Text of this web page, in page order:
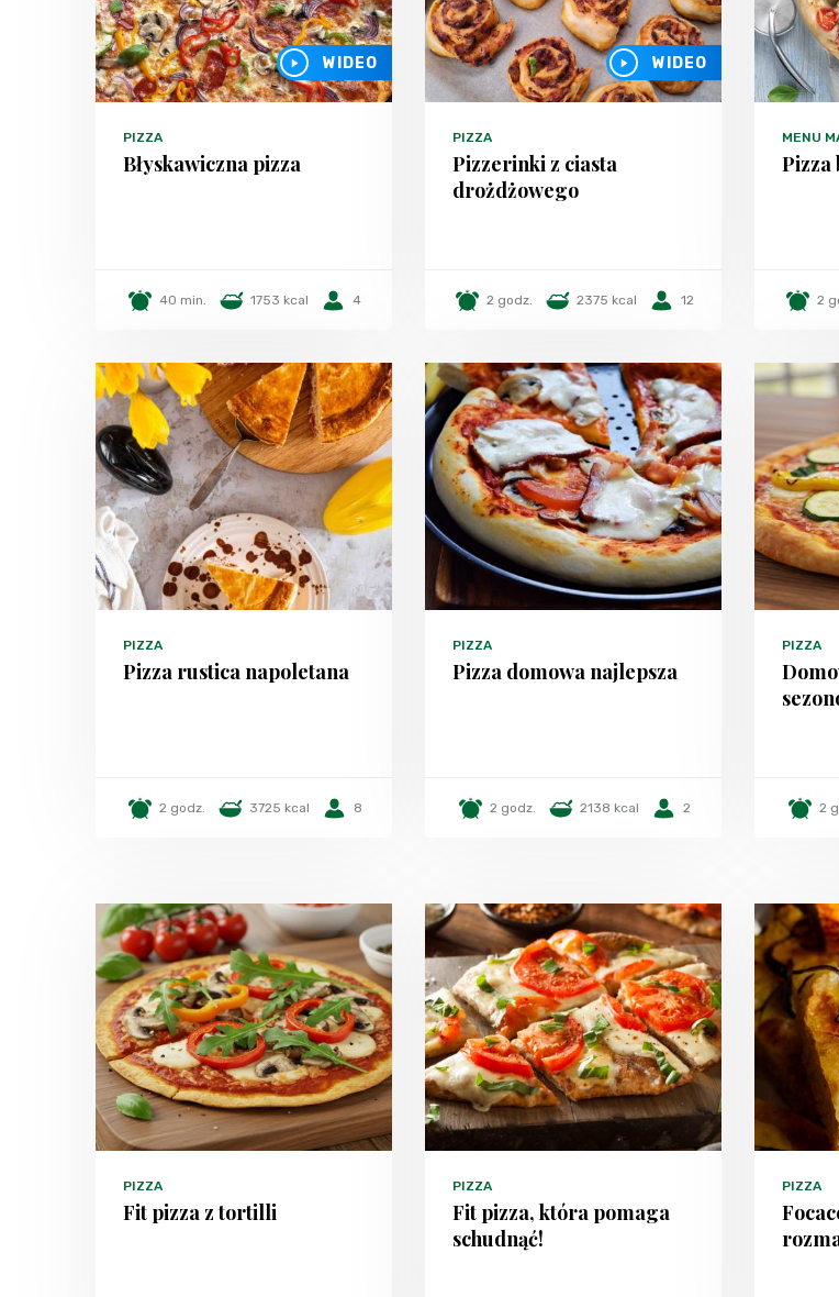
WIDEO
PIZZA
Błyskawiczna pizza
40 min. 1753 kcal 4
WIDEO
PIZZA
Pizzerinki z ciasta
drożdżowego
2 godz. 2375 kcal 12
MENU
Pizza
2
PIZZA
Pizza rustica napoletana
2 godz. 3725 kcal 8
PIZZA
Pizza domowa najlepsza
2 godz. 2138 kcal 2
PIZZA
2
PIZZA
Fit pizza z tortilli
PIZZA
Fit pizza, która pomaga
schudnąć!
PIZZA